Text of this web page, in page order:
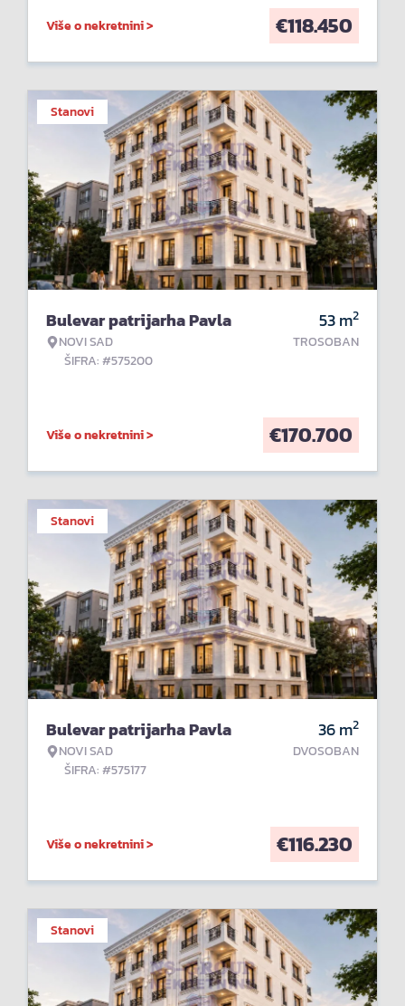
Više o nekretnini > €118.450
Stanovi
Bulevar patrijarha Pavla
NOVI SAD
ŠIFRA: #575200
53m2
TROSOBAN
Više o nekretnini > €170.700
Stanovi
Bulevar patrijarha Pavla
NOVI SAD
ŠIFRA: #575177
36m2
DVOSOBAN
Više o nekretnini > €116.230
Stanovi